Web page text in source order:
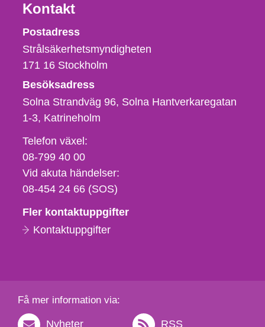
Kontakt
Strålsäkerhetsmyndigheten
Postadress
Strålsäkerhetsmyndigheten
171 16 Stockholm
Besöksadress
Solna Strandväg 96, Solna Hantverkaregatan
1-3 Katrineholm
Telefon,
fax
och
e-
Telefon växel:
08-799 40 00
Vid akuta händelser:
08-454 24 66 (SOS)
Fler kontaktuppgifter
Kontaktuppgifter
Få mer information via:
Nyheter RSS